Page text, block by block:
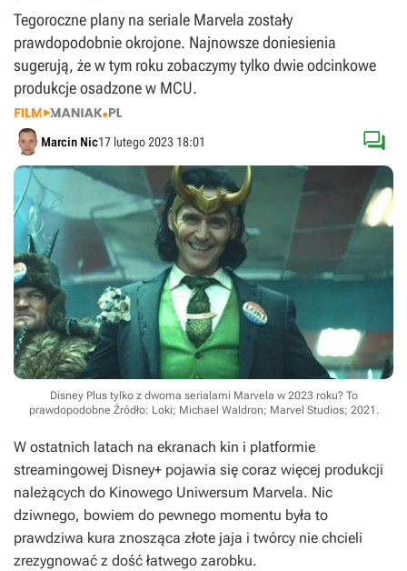
Tegoroczne plany na seriale Marvela zostały
prawdopodobnie okrojone. Najnowsze doniesienia
sugerują, że w tym roku zobaczymy tylko dwie odcinkowe
produkcje osadzone w MCU.
Marcin Nic17 lutego 2023 18:01 
Disney Plus tylko z dwoma serialami Marvela w 2023 roku? To
prawdopodobne Źródło: Loki; Michael Waldron; Marvel Studios; 2021 .
W ostatnich latach na ekranach kin i platformie
streamingowej Disney+ pojawia się coraz więcej produkcji
należących do Kinowego Uniwersum Marvela. Nic
dziwnego, bowiem do pewnego momentu była to
prawdziwa kura znosząca złote jaja i twórcy nie chcieli
zrezygnować z dość łatwego zarobku.